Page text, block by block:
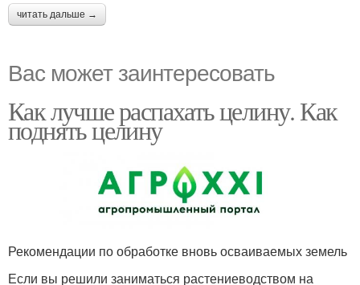
читать дальше →
Вас может заинтересовать
Как лучше распахать целину. Как
поднять целину
Рекомендации по обработке вновь осваиваемых земель
Если вы решили заниматься растениеводством на